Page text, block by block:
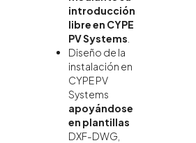
introducción
libre en CYPE
PV Systems
Diseño de la
instalación en
CYPE PV
Systems
apoyándose
en plantillas
DXF-DWG,